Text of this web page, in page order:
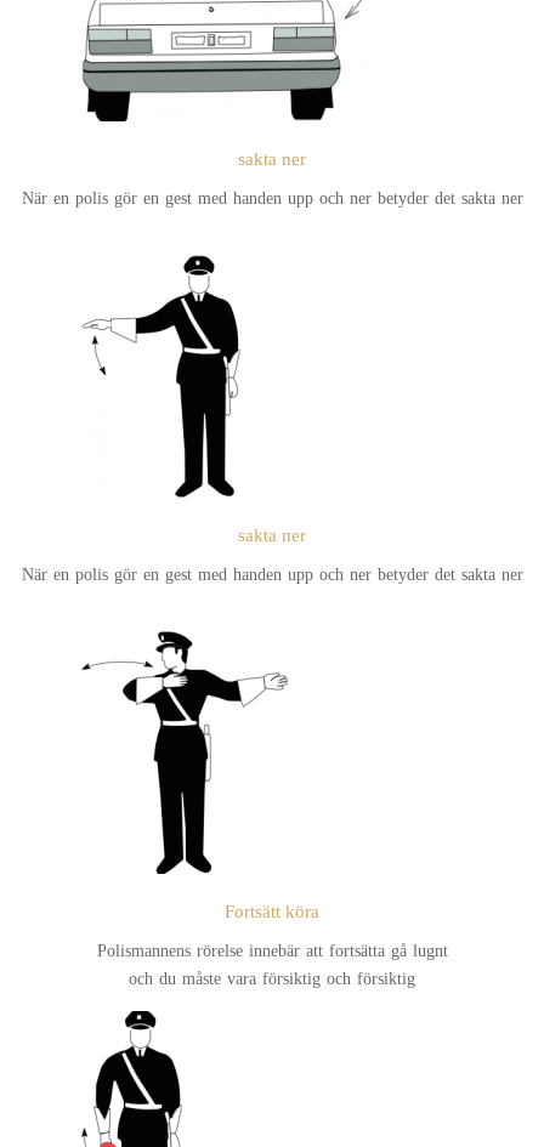
sakta ner
När en polis gör en gest med handen upp och ner betyder det sakta ner
sakta ner
När en polis gör en gest med handen upp och ner betyder det sakta ner
Fortsätt köra
Polismannens rörelse innebär att fortsätta gå lugnt
och du måste vara försiktig och försiktig